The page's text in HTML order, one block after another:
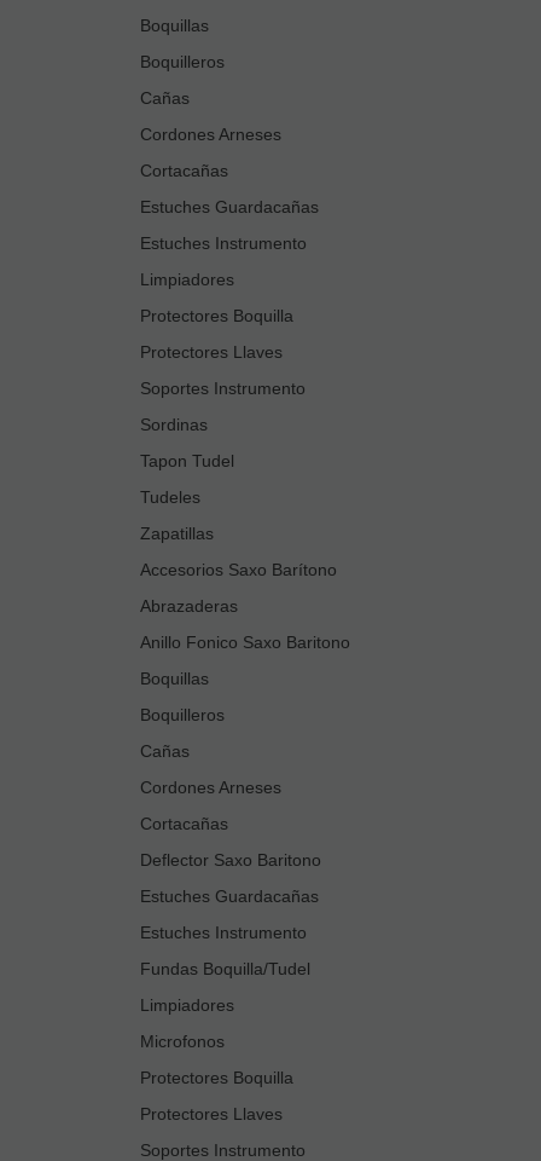
Boquillas
Boquilleros
Cañas
Cordones Arneses
Cortacañas
Estuches Guardacañas
Estuches Instrumento
Limpiadores
Protectores Boquilla
Protectores Llaves
Soportes Instrumento
Sordinas
Tapon Tudel
Tudeles
Zapatillas
Accesorios Saxo Barítono
Abrazaderas
Anillo Fonico Saxo Baritono
Boquillas
Boquilleros
Cañas
Cordones Arneses
Cortacañas
Deflector Saxo Baritono
Estuches Guardacañas
Estuches Instrumento
Fundas Boquilla/Tudel
Limpiadores
Microfonos
Protectores Boquilla
Protectores Llaves
Soportes Instrumento